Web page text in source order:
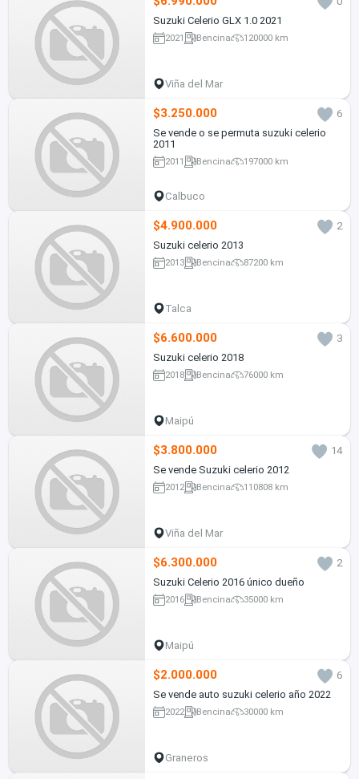
Suzuki Celerio GLX 1.0 2021
2021 Bencina 120000 km
Viña del Mar
$3.250.000
6
Se vende o se permuta suzuki celerio
2011
2011 Bencina 197000 km
Calbuco
$4.900.000
2
Suzuki celerio 2013
2013 Bencina 87200 km
Talca
$6.600.000
3
Suzuki celerio 2018
2018 Bencina 76000 km
Maipú
$3.800.000
14
Se vende Suzuki celerio 2012
2012 Bencina 110808 km
Viña del Mar
$6.300.000
2
Suzuki Celerio 2016 único dueño
2016 Bencina 35000 km
Maipú
$2.000.000
6
Se vende auto suzuki celerio año 2022
2022 Bencina 30000 km
Graneros